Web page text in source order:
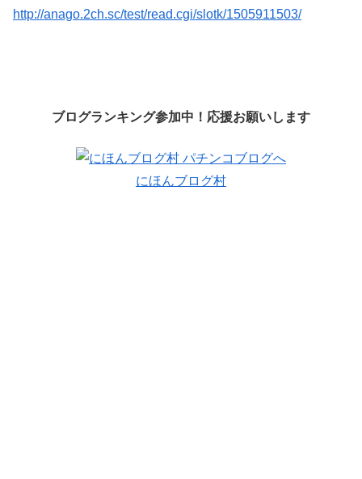
http://anago.2ch.sc/test/read.cgi/slotk/1505911503/
ブログランキング参加中！応援お願いします
にほんブログ村